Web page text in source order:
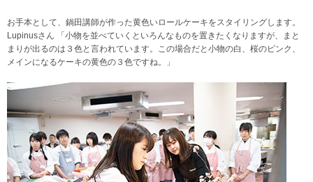
お手本として、鍋田講師が作った黄色いロールケーキをスタイリングします。
Lupinusさん 「小物を並べていくといろんなものを置きたくなりますが、まと
まりが出るのは３色と言われています。この場合だと小物の白、桜のピンク、
メインになるケーキの黄色の３色ですね。」